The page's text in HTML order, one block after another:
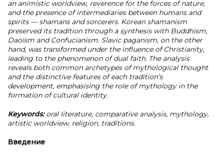
an animistic worldview, reverence for the forces of nature,
and the presence of intermediaries between humans and
spirits — shamans and sorcerers. Korean shamanism
preserved its tradition through a synthesis with Buddhism,
Daoism and Confucianism. Slavic paganism, on the other
hand, was transformed under the influence of Christianity,
leading to the phenomenon of dual faith. The analysis
reveals both common archetypes of mythological thought
and the distinctive features of each tradition’s
development, emphasising the role of mythology in the
formation of cultural identity.
Keywords:oral literature, comparative analysis, mythology,
artistic worldview, religion, traditions.
Введение